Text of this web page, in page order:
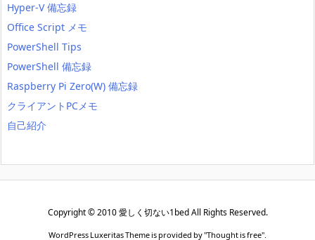
Hyper-V 備忘録
Office Script メモ
PowerShell Tips
PowerShell 備忘録
Raspberry Pi Zero(W) 備忘録
クライアントPCメモ
自己紹介
Copyright ©2010 愛しく切ない1bedAll Rights Reserved.
WordPress Luxeritas Theme is provided by "Thought is free".